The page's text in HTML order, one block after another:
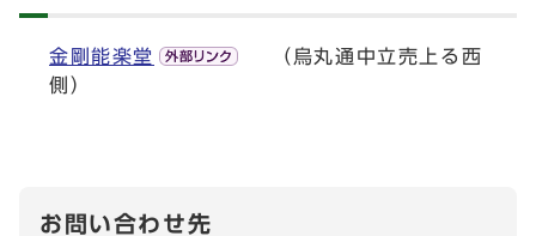
金剛能楽堂
（烏丸通中立売上る西
側）
お問い合わせ先